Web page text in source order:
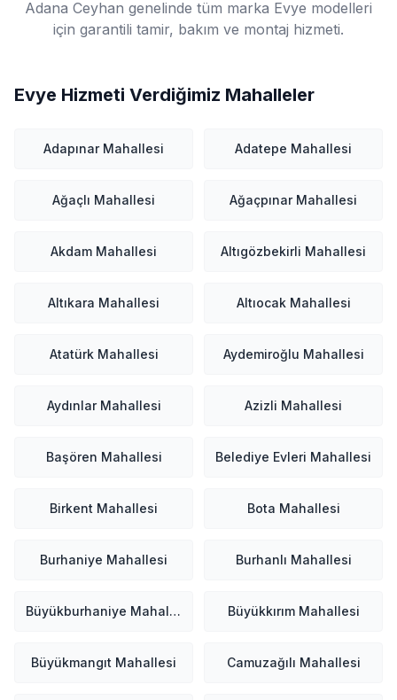
Adana Ceyhan genelinde tüm marka Evye modelleri
için garantili tamir, bakım ve montaj hizmeti.
Evye Hizmeti Verdiğimiz Mahalleler
Adapınar Mahallesi Adatepe Mahallesi
Ağaçlı Mahallesi Ağaçpınar Mahallesi
Akdam Mahallesi Altıgözbekirli Mahallesi
Altıkara Mahallesi Altıocak Mahallesi
Atatürk Mahallesi Aydemiroğlu Mahallesi
Aydınlar Mahallesi Azizli Mahallesi
Başören Mahallesi Belediye Evleri Mahallesi
Birkent Mahallesi Bota Mahallesi
Burhaniye Mahallesi Burhanlı Mahallesi
Büyükburhaniye Mahallesi Büyükkırım Mahallesi
Büyükmangıt Mahallesi Camuzağılı Mahallesi